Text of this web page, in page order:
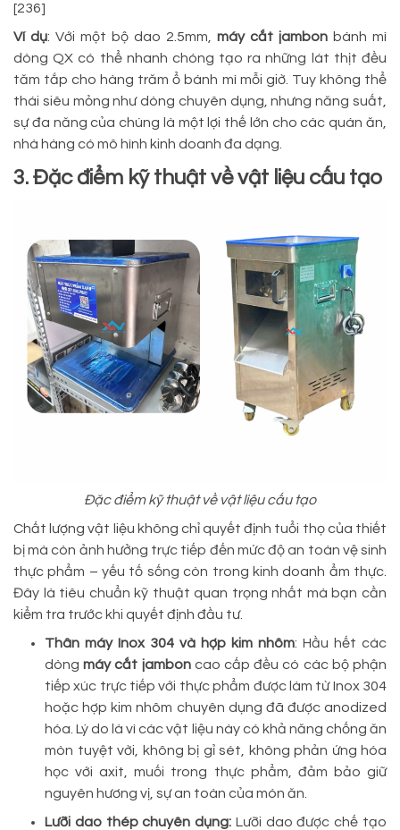
[236]
Ví dụ: Với một bộ dao 2.5mm, máy cắt jambon bánh mì
dòng QX có thể nhanh chóng tạo ra những lát thịt đều
tăm tắp cho hàng trăm ổ bánh mì mỗi giờ. Tuy không thể
thái siêu mỏng như dòng chuyên dụng, nhưng năng suất,
sự đa năng của chúng là một lợi thế lớn cho các quán ăn,
nhà hàng có mô hình kinh doanh đa dạng.
3. Đặc điểm kỹ thuật về vật liệu cấu tạo
Đặc điểm kỹ thuật về vật liệu cấu tạo
Chất lượng vật liệu không chỉ quyết định tuổi thọ của thiết
bị mà còn ảnh hưởng trực tiếp đến mức độ an toàn vệ sinh
thực phẩm – yếu tố sống còn trong kinh doanh ẩm thực.
Đây là tiêu chuẩn kỹ thuật quan trọng nhất mà bạn cần
kiểm tra trước khi quyết định đầu tư.
Thân máy Inox 304 và hợp kim nhôm: Hầu hết các
dòng máy cắt jambon cao cấp đều có các bộ phận
tiếp xúc trực tiếp với thực phẩm được làm từ Inox 304
hoặc hợp kim nhôm chuyên dụng đã được anodized
hóa. Lý do là vì các vật liệu này có khả năng chống ăn
mòn tuyệt vời, không bị gỉ sét, không phản ứng hóa
học với axit, muối trong thực phẩm, đảm bảo giữ
nguyên hương vị, sự an toàn của món ăn.
Lưỡi dao thép chuyên dụng: Lưỡi dao được chế tạo